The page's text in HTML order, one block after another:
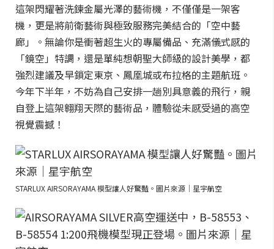
這架閃耀著洗鍊金屬光澤的藝術機，不僅僅是一架客
機，更是將前衛藝術與極致服務完美結合的「空中藝
廊」。無論你是衝著超生火的專屬備品、充滿儀式感的
「鏡空」特調，還是單純想朝聖大師級的設計美學，都
強烈建議及早鎖定東京、鳳凰城或布拉格的主題航班。
今年下半年，不妨為自己安排一趟別具意義的飛行，親
自登上這架翱翔天際的藝術品，體驗從未感受過的高空
視覺震撼！
STARLUX AIRSORAYAMA 模型讓人好驚豔。圖片來源｜星宇航空